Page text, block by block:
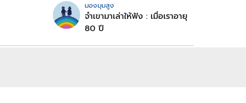
มองมุมสูง
จำเขามาเล่าให้ฟัง : เมื่อเราอายุ
80 ปี